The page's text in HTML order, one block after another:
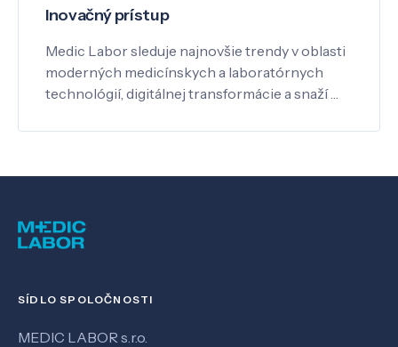
Inovačný prístup
Medic Labor sleduje najnovšie trendy v oblasti
moderných medicínskych a laboratórnych
technológií, digitálnej transformácie a snaží …
SÍDLO SPOLOČNOSTI
MEDIC LABOR s.r.o.